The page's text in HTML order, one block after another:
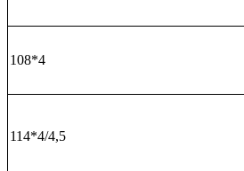
108*4
114*4/4,5